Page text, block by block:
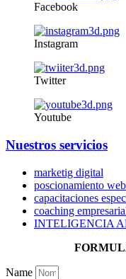
Facebook
Instagram
Twitter
Youtube
Nuestros servicios
marketig digital
poscionamiento
capacitaciones
coaching
INTELIGENCIA
Name